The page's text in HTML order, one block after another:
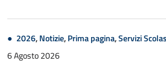
2026,Notizie,Prima pagina,Servizi
6 Agosto 2026